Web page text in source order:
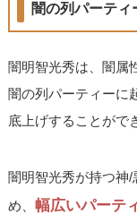
闇の列パーティ
闇明智光秀は、闇属
闇の列パーティーに
底上げすることがで
闇明智光秀が持つ神
め、幅広いパーテ